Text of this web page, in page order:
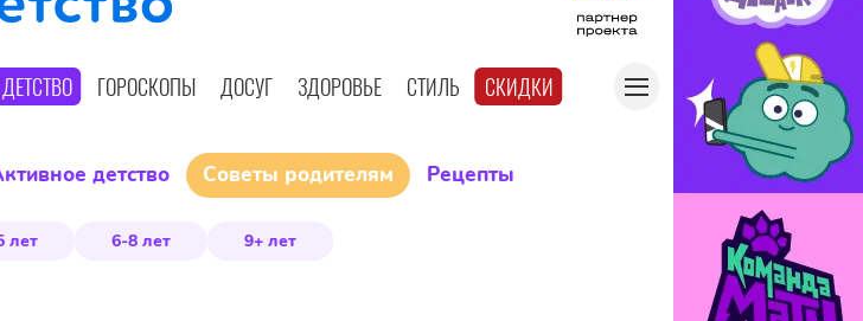
ГОРОСКОПЫ ДОСУГ ЗДОРОВЬЕ СТИЛЬ СКИДКИ
детство Советы родителям Рецепты
лет 6-8 лет 9+ лет